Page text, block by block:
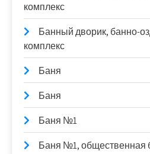
комплекс
Банный дворик, банно-
комплекс
Баня
Баня
Баня №1
Баня №1, общественная